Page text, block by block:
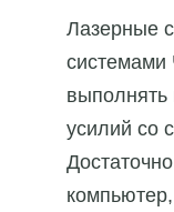
Лазерные
системами
выполнять
усилий со